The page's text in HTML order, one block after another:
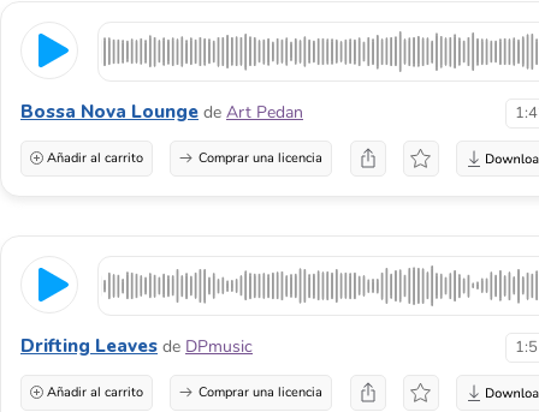
Bossa Nova Lounge de Art Pedan
Añadir al carrito Comprar una licencia
Drifting Leaves de DPmusic
Añadir al carrito Comprar una licencia